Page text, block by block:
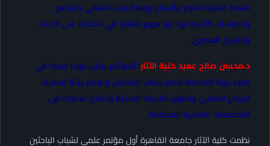
منصة علمية للحوار والإبداع وربط البحث العلمي بالواقع
والدراسات الأثرية لها دور مهم للغاية في الحفاظ على التراث
والتاريخ المصري.
د.محسن صالح عميد كلية الآثار: المؤتمر يمثل نهجا جديدا في
ضوء رؤية الجامعة لدعم شباب الباحثين وتوفير بيئة محفزة
للإبداع العلمي وتطوير القدرات البحثية وتبادل الخبرات فى
التخصصات العلمية المختلفة.
نظمت كلية الآثار جامعة القاهرة أول مؤتمر علمي لشباب الباحثين